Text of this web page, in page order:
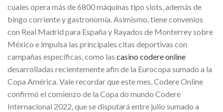
cuales opera más de 6800 máquinas tipo slots, además de
bingo corriente y gastronomía. Asimismo, tiene convenios
con Real Madrid para España y Rayados de Monterrey sobre
México e impulsa las principales citas deportivas con
campañas específicas, como las casino codere online
desarrolladas recientemente afin de la Eurocopa sumado a la
Copa América. Vale recordar que este mes, Codere Online
confirmó el comienzo de la Copa do mundo Codere
Internacional 2022, que se disputará entre julio sumado a